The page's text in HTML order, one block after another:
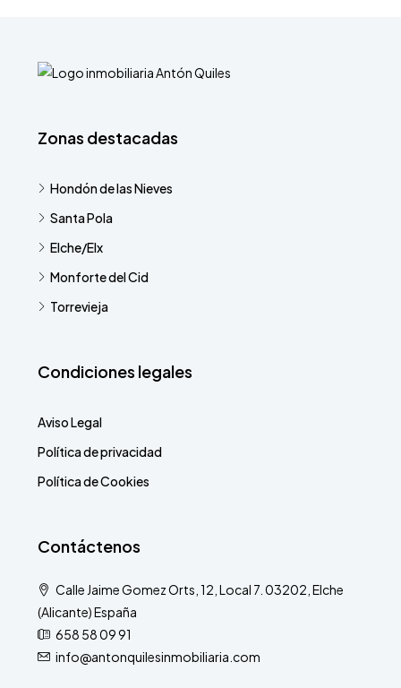
Zonas destacadas
Hondón de las Nieves
Santa Pola
Elche/Elx
Monforte del Cid
Torrevieja
Condiciones legales
Aviso Legal
Política de privacidad
Política de Cookies
Contáctenos
Calle Jaime Gomez Orts, 12, Local 7. 03202, Elche
(Alicante) España
658 58 09 91
info@antonquilesinmobiliaria.com